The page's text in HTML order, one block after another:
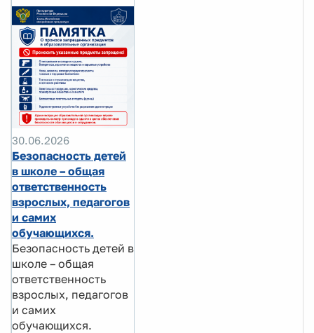
30.06.2026
Безопасность детей
в школе – общая
ответственность
взрослых, педагогов
и самих
обучающихся.
Безопасность детей в
школе – общая
ответственность
взрослых, педагогов
и самих
обучающихся.